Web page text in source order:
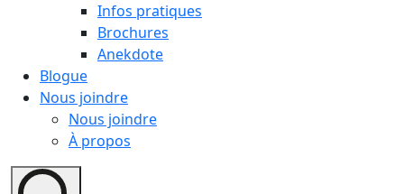
Infos pratiques
Brochures
Anekdote
Blogue
Nous joindre
Nous joindre
À propos